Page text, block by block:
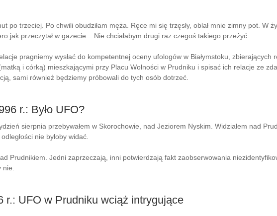
po trzeciej. Po chwili obudziłam męża. Ręce mi się trzęsły, oblał mnie zimny pot. W
jak przeczytał w gazecie... Nie chciałabym drugi raz czegoś takiego przeżyć.
pragniemy wysłać do kompetentnej oceny ufologów w Białymstoku, zbierających
i córką) mieszkającymi przy Placu Wolności w Prudniku i spisać ich relacje ze
sami również będziemy próbowali do tych osób dotrzeć.
r.: Było UFO?
sierpnia przebywałem w Skorochowie, nad Jeziorem Nyskim. Widziałem nad
nie byłoby widać.
Prudnikiem. Jedni zaprzeczają, inni potwierdzają fakt zaobserwowania
r.: UFO w Prudniku wciąż intrygujące